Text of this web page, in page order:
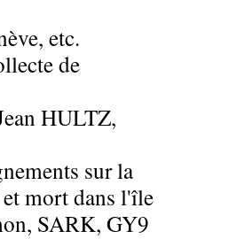
etc.
de
HULTZ,
sur la
mort dans l'île
SARK, GY9